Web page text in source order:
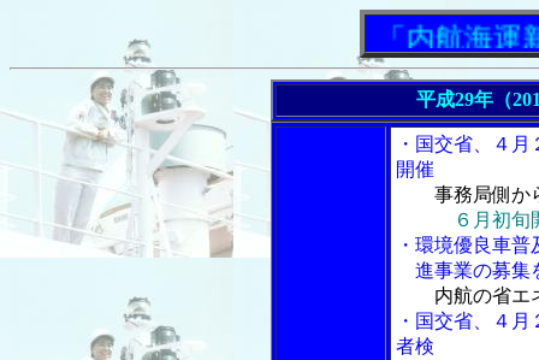
「内航海運新聞
平成29年（
・国交省、４
開催
事務局側か
６月初
・環境優良車
進事業の募集
内航の省エ
・国交省、４
者検